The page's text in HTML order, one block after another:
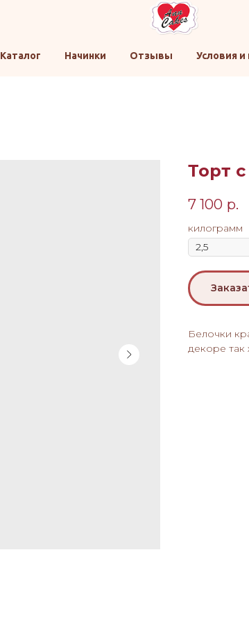
Каталог Начинки Отзывы Условия
Торт
7 100 р.
килограмм
Белочки
декоре так